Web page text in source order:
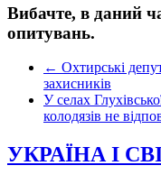
Вибачте, в даний
опитувань.
← Охтирські
захисників
У селах
колодязів не
УКРАЇНА І